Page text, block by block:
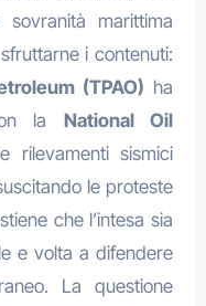
marittima
i contenuti:
(TPAO) ha
la National Oil
sismici
le proteste
che l’intesa sia
e volta a difendere
La questione